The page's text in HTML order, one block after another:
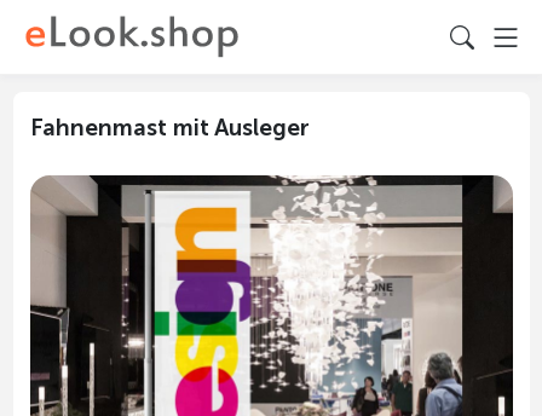
Fahnenmast mit Ausleger